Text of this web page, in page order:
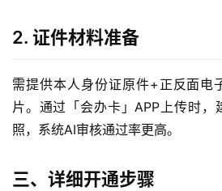
2. 证件材料准备
需提供本人身份证原件+正反面电
片。通过「会办卡」APP上传时，
照，系统AI审核通过率更高。
三、详细开通步骤